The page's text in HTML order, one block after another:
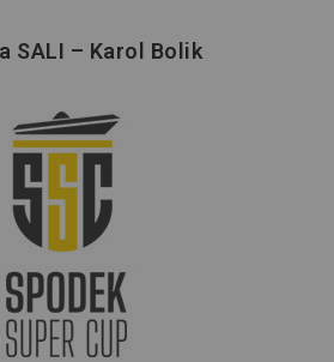
SALI – Karol Bolik